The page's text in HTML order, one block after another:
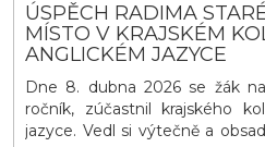
ÚSPĚCH RADIMA
MÍSTO V KRAJSKÉM
ANGLICKÉM JAZYCE
Dne 8. dubna 2026 se žák
ročník, zúčastnil krajského
jazyce. Vedl si výtečně a